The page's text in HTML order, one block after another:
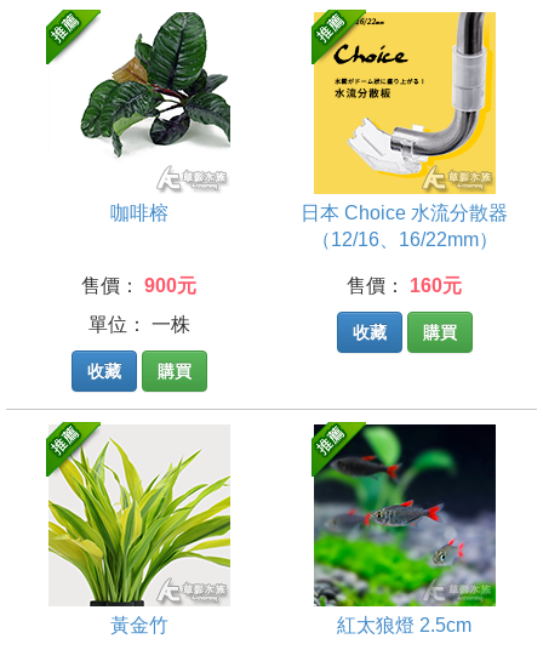
咖啡榕
售價：
900元
單位： 一株
收藏 購買
日本 Choice 水流分散器
（12/16、16/22mm）
售價： 160元
收藏 購買
黃金竹 紅太狼燈 2.5cm